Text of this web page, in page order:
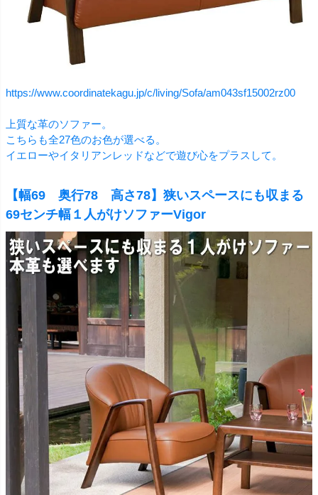
https://www.coordinatekagu.jp/c/living/Sofa/am043sf15002rz00
上質な革のソファー。
こちらも全27色のお色が選べる。
イエローやイタリアンレッドなどで遊び心をプラスして。
【幅69 奥行78 高さ78】狭いスペースにも収まる
69センチ幅１人がけソファーVigor